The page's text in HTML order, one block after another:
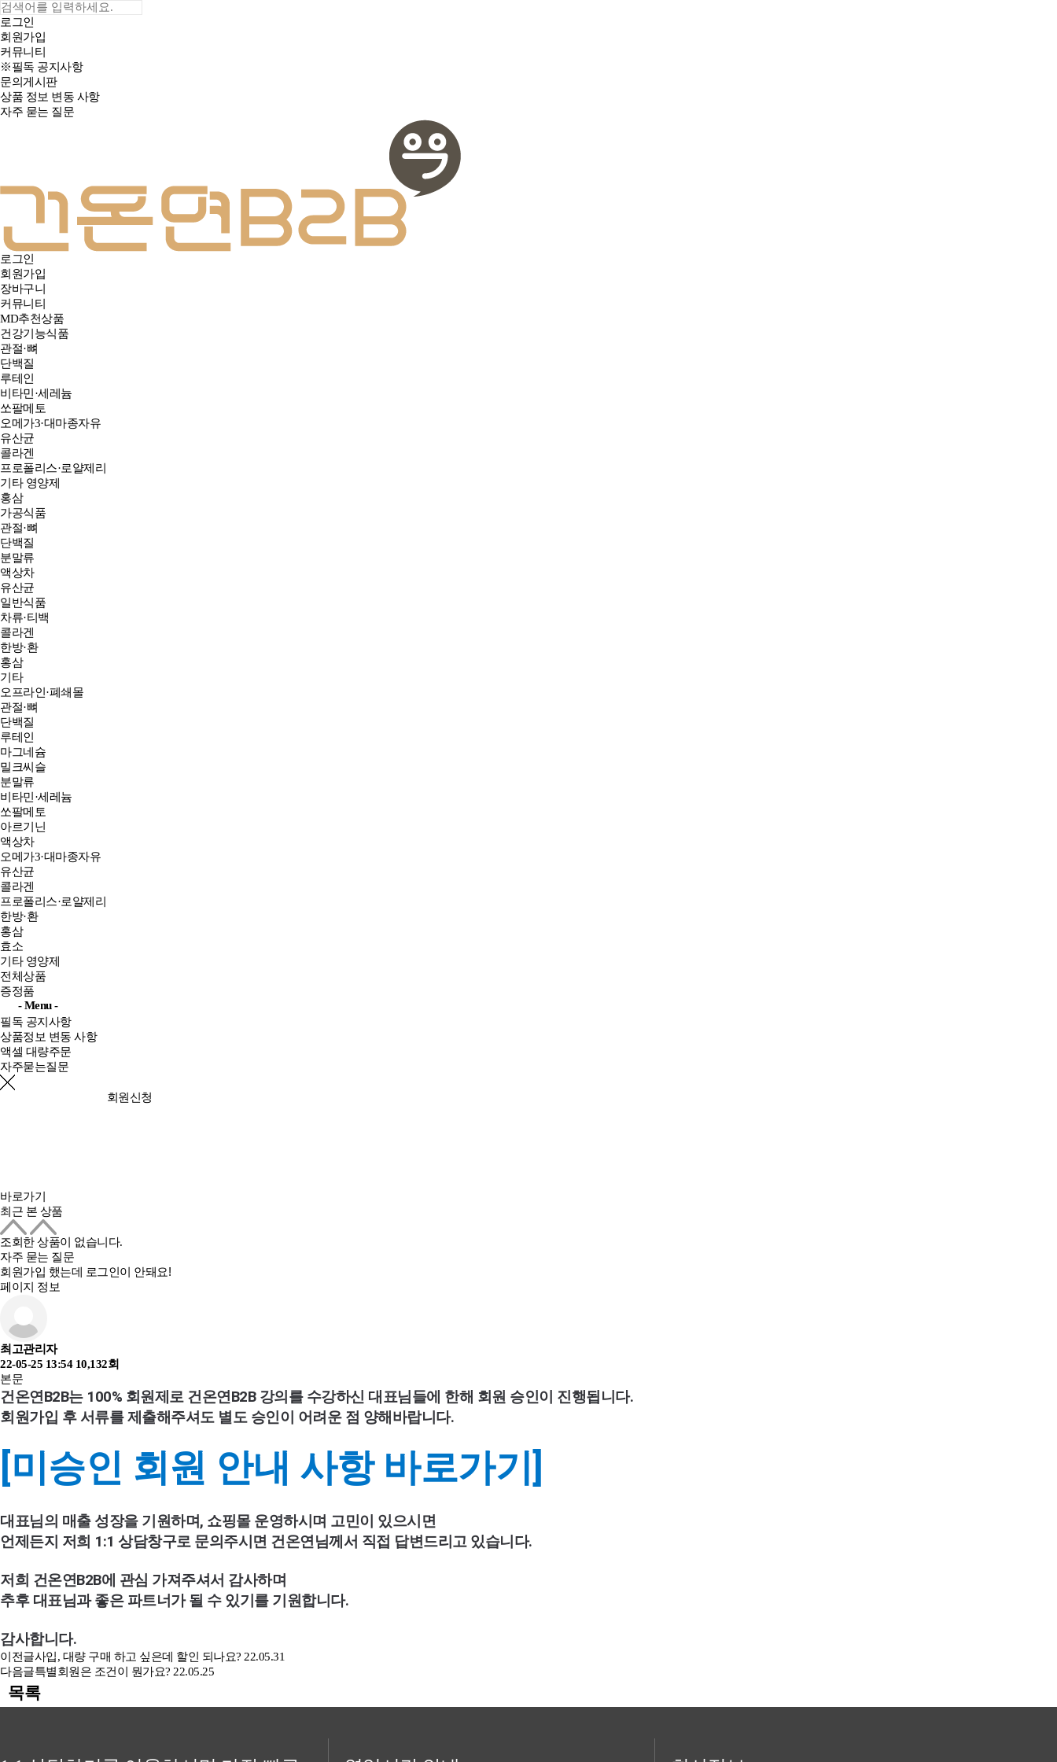
로그인
회원가입
커뮤니티
※필독 공지사항
문의게시판
상품 정보 변동 사항
자주 묻는 질문
로그인
회원가입
장바구니
커뮤니티
MD추천상품
건강기능식품
관절·뼈
단백질
루테인
비타민·세레늄
쏘팔메토
오메가3·대마종자유
유산균
콜라겐
프로폴리스·로얄제리
기타 영양제
홍삼
가공식품
관절·뼈
단백질
분말류
액상차
유산균
일반식품
차류·티백
콜라겐
한방·환
홍삼
기타
오프라인·폐쇄몰
관절·뼈
단백질
루테인
마그네슘
밀크씨슬
분말류
비타민·세레늄
쏘팔메토
아르기닌
액상차
오메가3·대마종자유
유산균
콜라겐
프로폴리스·로얄제리
한방·환
홍삼
효소
기타 영양제
전체상품
증정품
- Menu -
필독 공지사항
상품정보 변동 사항
액셀 대량주문
자주묻는질문
회원신청
바로가기
최근 본 상품
조회한 상품이 없습니다.
자주 묻는 질문
회원가입 했는데 로그인이 안돼요!
페이지 정보
최고관리자
22-05-25 13:54 10,132회
본문
건온연B2B는 100% 회원제로 건온연B2B 강의를 수강하신 대표님들에 한해 회원 승인이 진행됩니다.
회원가입 후 서류를 제출해주셔도 별도 승인이 어려운 점 양해바랍니다.
[미승인 회원 안내 사항 바로가기]
대표님의 매출 성장을 기원하며, 쇼핑몰 운영하시며 고민이 있으시면
언제든지 저희 1:1 상담창구로 문의주시면 건온연님께서 직접 답변드리고 있습니다.
저희 건온연B2B에 관심 가져주셔서 감사하며
추후 대표님과 좋은 파트너가 될 수 있기를 기원합니다.
감사합니다.
이전글사입, 대량 구매 하고 싶은데 할인 되나요? 22.05.31
다음글특별회원은 조건이 뭔가요? 22.05.25
목록